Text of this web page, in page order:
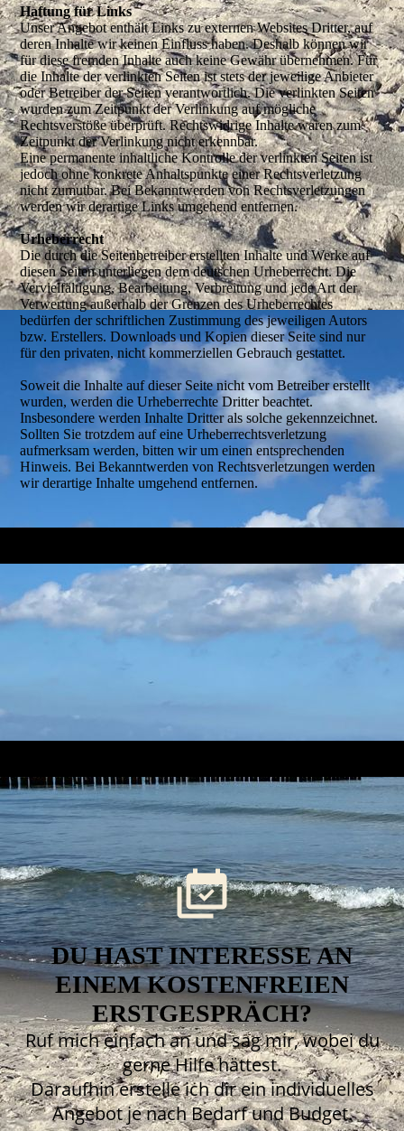
Haftung für Links
Unser Angebot enthält Links zu externen Websites Dritter, auf
deren Inhalte wir keinen Einfluss haben. Deshalb können wir
für diese fremden Inhalte auch keine Gewähr übernehmen. Für
die Inhalte der verlinkten Seiten ist stets der jeweilige Anbieter
oder Betreiber der Seiten verantwortlich. Die verlinkten Seiten
wurden zum Zeitpunkt der Verlinkung auf mögliche
Rechtsverstöße überprüft. Rechtswidrige Inhalte waren zum
Zeitpunkt der Verlinkung nicht erkennbar.
Eine permanente inhaltliche Kontrolle der verlinkten Seiten ist
jedoch ohne konkrete Anhaltspunkte einer Rechtsverletzung
nicht zumutbar. Bei Bekanntwerden von Rechtsverletzungen
werden wir derartige Links umgehend entfernen.
Urheberrecht
Die durch die Seitenbetreiber erstellten Inhalte und Werke auf
diesen Seiten unterliegen dem deutschen Urheberrecht. Die
Vervielfältigung, Bearbeitung, Verbreitung und jede Art der
Verwertung außerhalb der Grenzen des Urheberrechtes
bedürfen der schriftlichen Zustimmung des jeweiligen Autors
bzw. Erstellers. Downloads und Kopien dieser Seite sind nur
für den privaten, nicht kommerziellen Gebrauch gestattet.
Soweit die Inhalte auf dieser Seite nicht vom Betreiber erstellt
wurden, werden die Urheberrechte Dritter beachtet.
Insbesondere werden Inhalte Dritter als solche gekennzeichnet.
Sollten Sie trotzdem auf eine Urheberrechtsverletzung
aufmerksam werden, bitten wir um einen entsprechenden
Hinweis. Bei Bekanntwerden von Rechtsverletzungen werden
wir derartige Inhalte umgehend entfernen.
DU HAST INTERESSE AN
EINEM KOSTENFREIEN
ERSTGESPRÄCH?
Ruf mich einfach an und sag mir, wobei du
gerne Hilfe hättest.
Daraufhin erstelle ich dir ein individuelles
Angebot je nach Bedarf und Budget.